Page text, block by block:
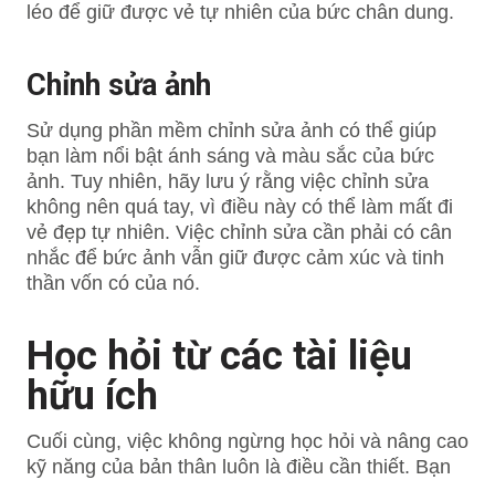
léo để giữ được vẻ tự nhiên của bức chân dung.
Chỉnh sửa ảnh
Sử dụng phần mềm chỉnh sửa ảnh có thể giúp
bạn làm nổi bật ánh sáng và màu sắc của bức
ảnh. Tuy nhiên, hãy lưu ý rằng việc chỉnh sửa
không nên quá tay, vì điều này có thể làm mất đi
vẻ đẹp tự nhiên. Việc chỉnh sửa cần phải có cân
nhắc để bức ảnh vẫn giữ được cảm xúc và tinh
thần vốn có của nó.
Học hỏi từ các tài liệu
hữu ích
Cuối cùng, việc không ngừng học hỏi và nâng cao
kỹ năng của bản thân luôn là điều cần thiết. Bạn